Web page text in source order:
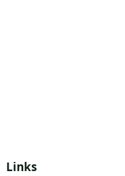
Links